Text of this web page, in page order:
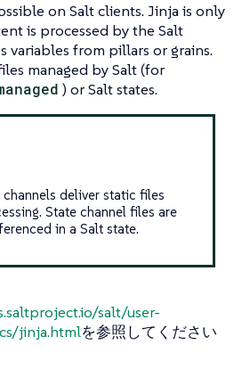
on Salt clients. Jinja is only
is processed by the Salt
variables from pillars or grains.
managed by Salt (for
) or Salt states.
deliver static files
State channel files are
in a Salt state.
salt/user-
jinja.htmlを参照してください